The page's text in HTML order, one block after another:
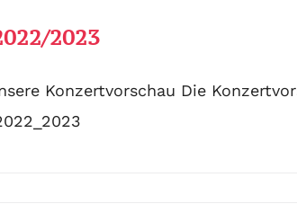
2023
Konzertvorschau Die